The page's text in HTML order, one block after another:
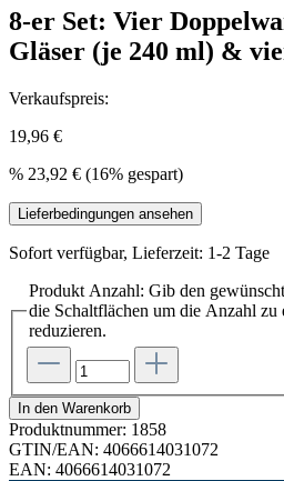
8-er Set: Vier
Gläser (je 240 ml) &
Verkaufspreis:
19,96 €
% 23,92 € (16% gespart)
Lieferbedingungen ansehen
Sofort verfügbar, Lieferzeit: 1-2 Tage
Produkt Anzahl: Gib den
die Schaltflächen um die Anzahl zu
reduzieren.
In den Warenkorb
Produktnummer: 1858
GTIN/EAN: 4066614031072
EAN: 4066614031072